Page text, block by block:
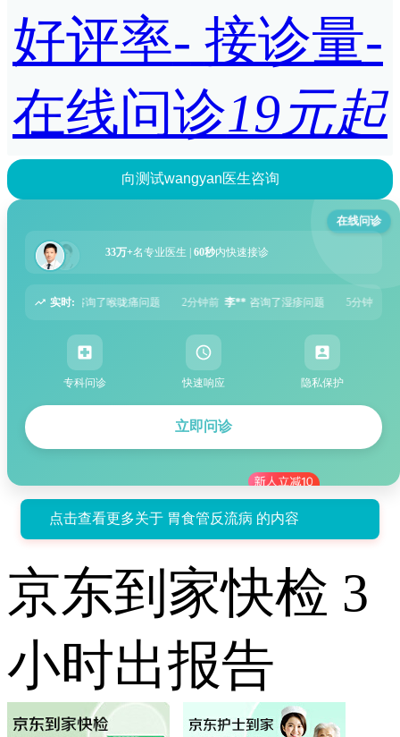
好评率- 接诊量-
在线问诊19元起
向测试wangyan医生咨询
在线问诊
33万+名专业医生 | 60秒内快速接诊
实时:
李** 咨询了湿疹问题 5分钟前 张** 咨询了过敏性鼻炎问题 6分钟前
专科问诊 快速响应 隐私保护
立即问诊
点击查看更多关于 胃食管反流病 的内容
京东到家快检 3
小时出报告